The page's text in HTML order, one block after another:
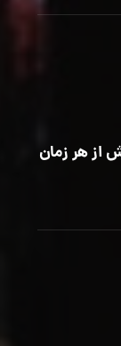
از هر زمان